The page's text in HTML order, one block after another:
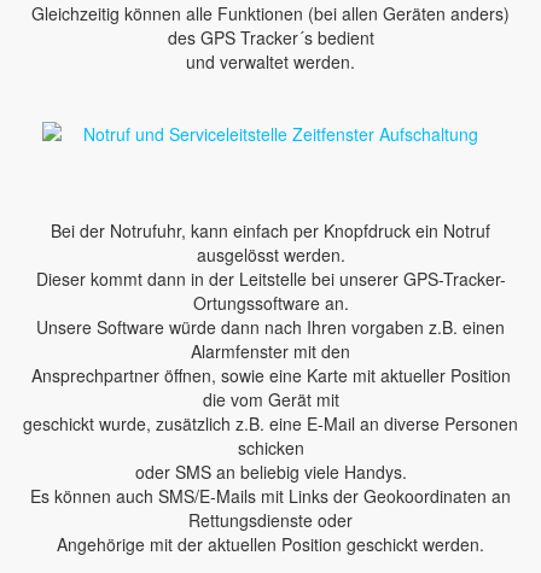
Gleichzeitig können alle Funktionen (bei allen Geräten anders)
des GPS Tracker´s bedient
und verwaltet werden.
Bei der Notrufuhr, kann einfach per Knopfdruck ein Notruf
ausgelösst werden.
Dieser kommt dann in der Leitstelle bei unserer GPS-Tracker-
Ortungssoftware an.
Unsere Software würde dann nach Ihren vorgaben z.B. einen
Alarmfenster mit den
Ansprechpartner öffnen, sowie eine Karte mit aktueller Position
die vom Gerät mit
geschickt wurde, zusätzlich z.B. eine E-Mail an diverse Personen
schicken
oder SMS an beliebig viele Handys.
Es können auch SMS/E-Mails mit Links der Geokoordinaten an
Rettungsdienste oder
Angehörige mit der aktuellen Position geschickt werden.